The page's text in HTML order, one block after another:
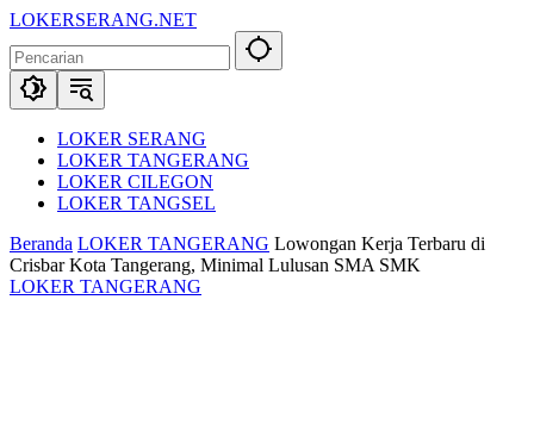
Langsung
konten
LOKERSERANG.NET
Lowongan
Kerja
Serang
SekitarnyaLOKER SERANG
LOKER TANGERANG
LOKER CILEGON
LOKER TANGSEL
Beranda LOKER TANGERANG Lowongan Kerja Terbaru di
Crisbar Kota Tangerang, Minimal Lulusan SMA SMK
LOKER TANGERANG